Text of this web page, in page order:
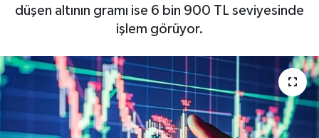
düşen altının gramı ise 6 bin 900 TL seviyesinde
işlem görüyor.